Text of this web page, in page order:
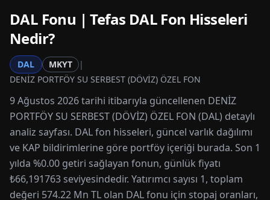
DAL Fonu | Tefas DAL Fon Hisseleri
Nedir?
DAL MKYT
|
DENİZ PORTFÖY SU SERBEST (DÖVİZ) ÖZEL FON
9 Ağustos 2026 tarihi itibarıyla güncellenen DENİZ
PORTFÖY SU SERBEST (DÖVİZ) ÖZEL FON (DAL) detaylı
analiz sayfası. DAL fon hisseleri, güncel varlık dağılımı
ve KAP bildirimlerine göre portföy içeriği burada. Son 1
yılda %0.00 getiri sağlayan fonun, günlük fiyatı
₺66,191763 seviyesindedir. Yatırımcı sayısı 1, toplam
değeri 574.22 Mn TL olan DAL fonu için stopaj oranları,